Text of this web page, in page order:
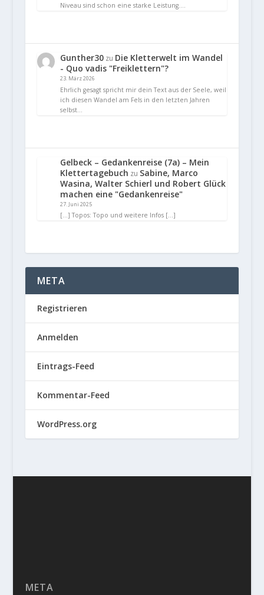
Niveau sind schon eine starke Leistung.…
Gunther30zu Die Kletterwelt im Wandel
- Quo vadis "Freiklettern"?
23. März 2026
Ehrlich gesagt spricht mir dein Text aus der Seele, weil
ich diesen Wandel am Fels in den letzten Jahren
selbst…
Gelbeck – Gedankenreise (7a) – Mein
Klettertagebuch zu Sabine, Marco
Wasina, Walter Schierl und Robert Glück
machen eine "Gedankenreise"
27. Juni 2025
[…] Topos: Topo und weitere Infos […]
META
Registrieren
Anmelden
Eintrags-Feed
Kommentar-Feed
WordPress.org
META